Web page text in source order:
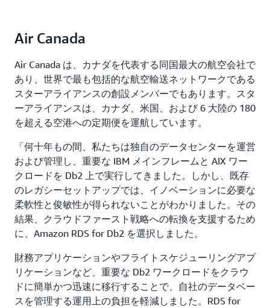
Air Canada
Air Canada は、カナダを代表する同国最大の航空会社で
あり、世界で最も包括的な航空輸送ネットワークである
スターアライアンスの創設メンバーでもあります。スタ
ーアライアンスは、カナダ、米国、および 6 大陸の 180
を超える空港への定期便を運航しています。
「何十年もの間、私たちは独自のデータセンターを運営
および管理し、重要な IBM メインフレームと AIX ワー
クロードを Db2 上で実行してきました。しかし、既存
のレガシーセットアップでは、イノベーションに必要な
柔軟性と俊敏性が得られないことがわかりました。その
結果、クラウドファースト戦略への転換を支援するため
に、Amazon RDS for Db2 を選択しました。
財務アプリケーションやフライトスケジューリングアプ
リケーションなど、重要な Db2 ワークロードをクラウ
ドに簡単かつ迅速に移行することで、自社のデータベー
スを管理する運用上の負担を軽減しました。RDS for